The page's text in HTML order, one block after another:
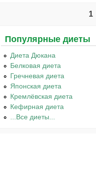
1
Популярные диеты
Диета Дюкана
Белковая диета
Гречневая диета
Японская диета
Кремлёвская диета
Кефирная диета
...Все диеты...